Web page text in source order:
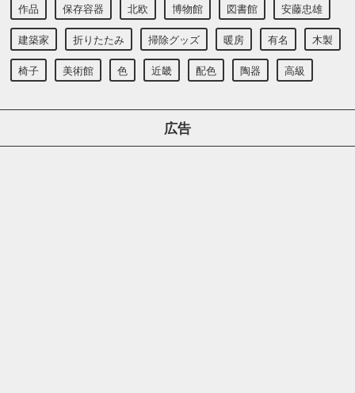
作品 保存容器 北欧 博物館 図書館 安藤忠雄
建築家 折りたたみ 掃除グッズ 暖房 有名 木製
椅子 美術館 色 近畿 配色 陶器 高級
広告